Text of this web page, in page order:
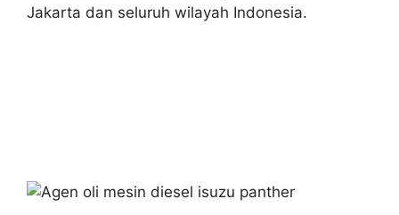
Jakarta dan seluruh wilayah Indonesia.